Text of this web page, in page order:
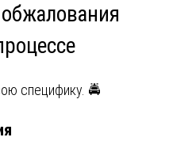
специфику. 🚔